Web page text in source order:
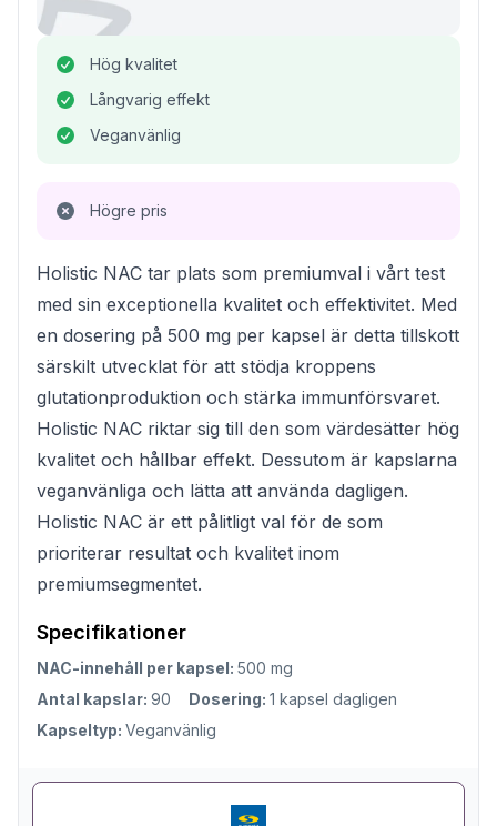
Hög kvalitet
Långvarig effekt
Veganvänlig
Högre pris
Holistic NAC tar plats som premiumval i vårt test
med sin exceptionella kvalitet och effektivitet. Med
en dosering på 500 mg per kapsel är detta tillskott
särskilt utvecklat för att stödja kroppens
glutationproduktion och stärka immunförsvaret.
Holistic NAC riktar sig till den som värdesätter hög
kvalitet och hållbar effekt. Dessutom är kapslarna
veganvänliga och lätta att använda dagligen.
Holistic NAC är ett pålitligt val för de som
prioriterar resultat och kvalitet inom
premiumsegmentet.
Specifikationer
NAC-innehåll per kapsel: 500 mg
Antal kapslar: 90 Dosering: 1 kapsel dagligen
Kapseltyp: Veganvänlig